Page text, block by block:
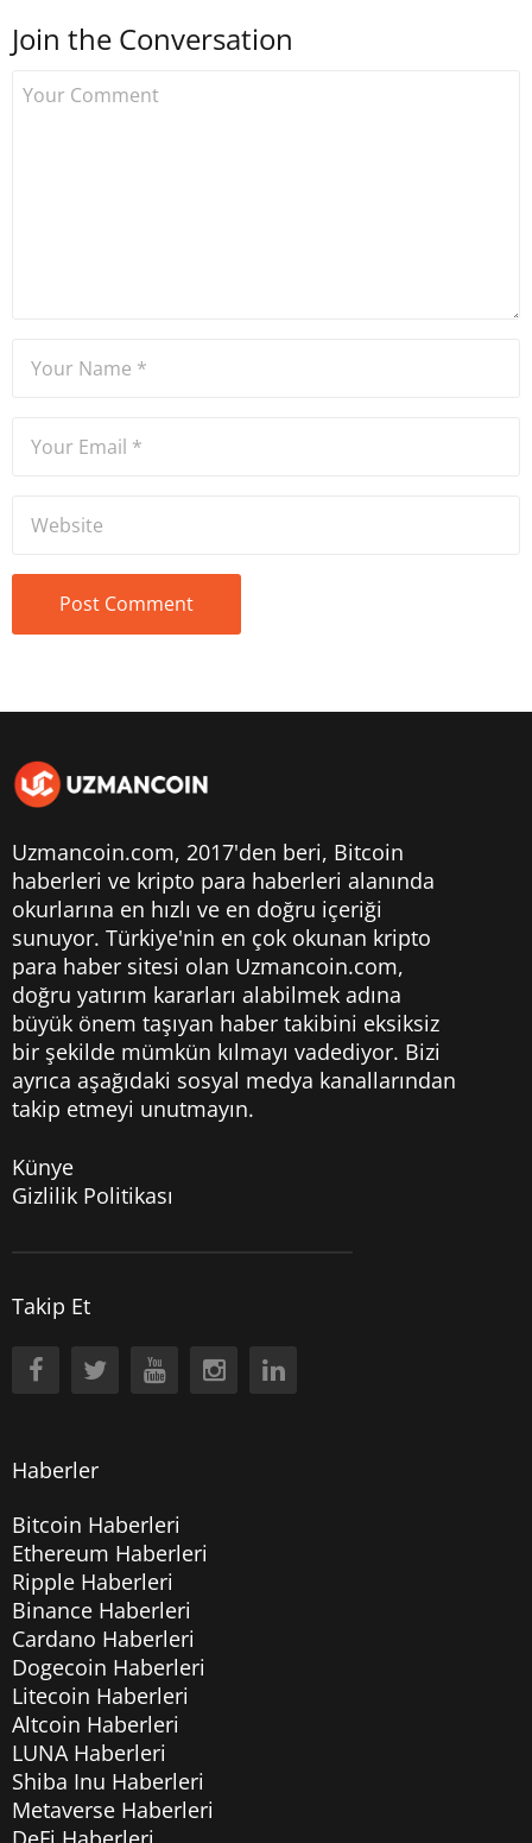
kurdu. 2017'nin Mayıs ayından
Join the Conversation
Uzmancoin.com, 2017'den beri, Bitcoin
haberleri ve kripto para haberleri alanında
okurlarına en hızlı ve en doğru içeriği
sunuyor. Türkiye'nin en çok okunan kripto
para haber sitesi olan Uzmancoin.com,
doğru yatırım kararları alabilmek adına
büyük önem taşıyan haber takibini eksiksiz
bir şekilde mümkün kılmayı vadediyor. Bizi
ayrıca aşağıdaki sosyal medya kanallarından
takip etmeyi unutmayın.
Künye
Gizlilik Politikası
Takip Et
Haberler
Bitcoin Haberleri
Ethereum Haberleri
Ripple Haberleri
Binance Haberleri
Cardano Haberleri
Dogecoin Haberleri
Litecoin Haberleri
Altcoin Haberleri
LUNA Haberleri
Shiba Inu Haberleri
Metaverse Haberleri